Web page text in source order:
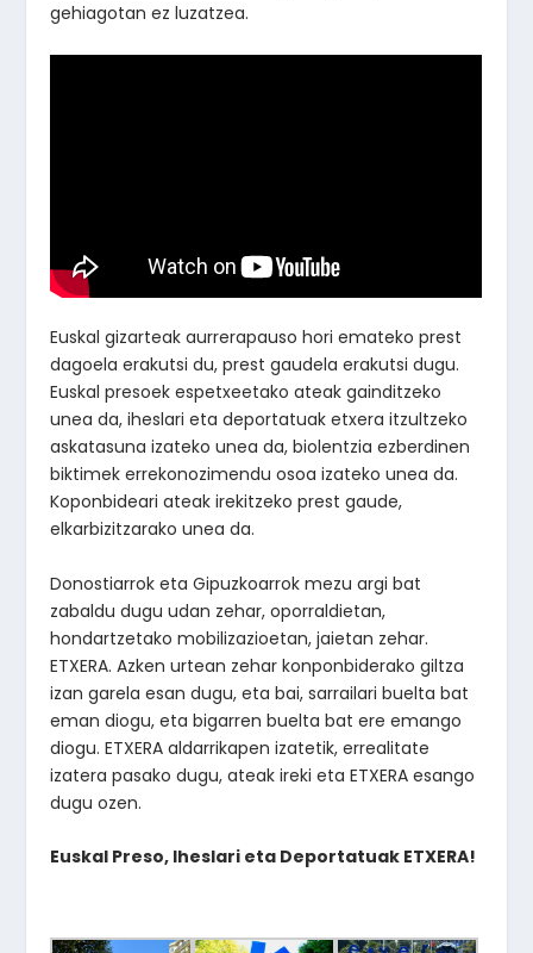
gehiagotan ez luzatzea.
Euskal gizarteak aurrerapauso hori emateko prest
dagoela erakutsi du, prest gaudela erakutsi dugu.
Euskal presoek espetxeetako ateak gainditzeko
unea da, iheslari eta deportatuak etxera itzultzeko
askatasuna izateko unea da, biolentzia ezberdinen
biktimek errekonozimendu osoa izateko unea da.
Koponbideari ateak irekitzeko prest gaude,
elkarbizitzarako unea da.
Donostiarrok eta Gipuzkoarrok mezu argi bat
zabaldu dugu udan zehar, oporraldietan,
hondartzetako mobilizazioetan, jaietan zehar.
ETXERA. Azken urtean zehar konponbiderako giltza
izan garela esan dugu, eta bai, sarrailari buelta bat
eman diogu, eta bigarren buelta bat ere emango
diogu. ETXERA aldarrikapen izatetik, errealitate
izatera pasako dugu, ateak ireki eta ETXERA esango
dugu ozen.
Euskal Preso, Iheslari eta Deportatuak ETXERA!